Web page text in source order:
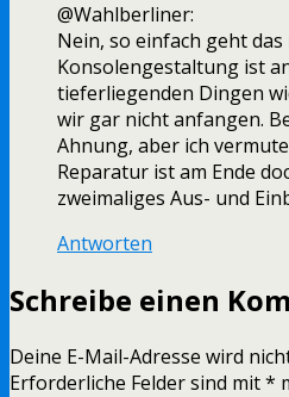
@Wahlberliner:
Nein, so einfach geht
Konsolengestaltung ist
tieferliegenden Dingen
wir gar nicht anfangen.
Ahnung, aber ich
Reparatur ist am Ende
zweimaliges Aus- und
Antworten
Schreibe einen
Deine E-Mail-Adresse wird
Erforderliche Felder sind mit*